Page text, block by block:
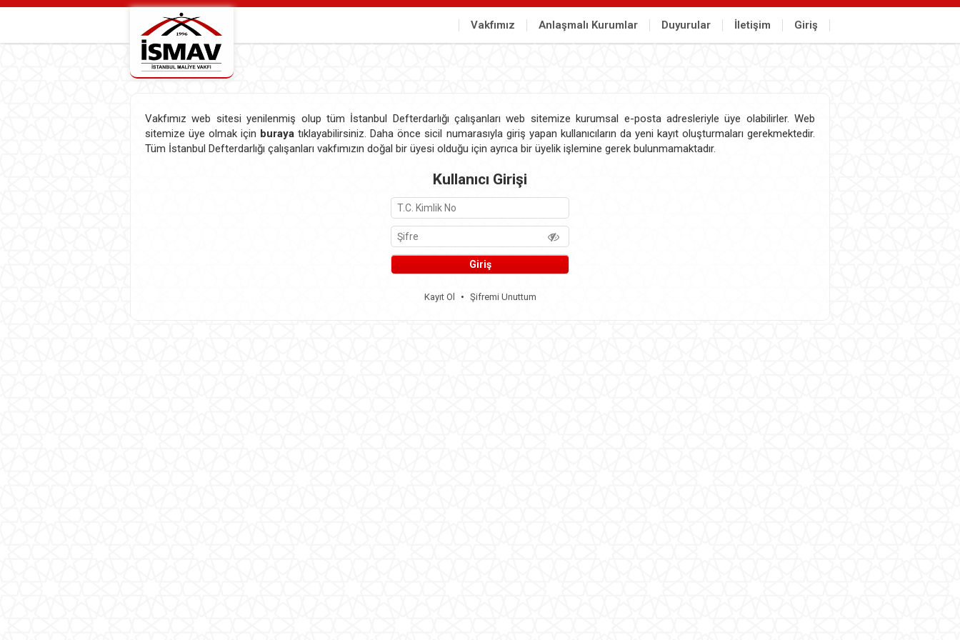
Vakfımız Anlaşmalı Kurumlar Duyurular İletişim Giriş
Vakfımız web sitesi yenilenmiş olup tüm İstanbul Defterdarlığı çalışanları web sitemize kurumsal e-posta adresleriyle üye olabilirler. Web
sitemize üye olmak için buraya tıklayabilirsiniz. Daha önce sicil numarasıyla giriş yapan kullanıcıların da yeni kayıt oluşturmaları gerekmektedir.
Tüm İstanbul Defterdarlığı çalışanları vakfımızın doğal bir üyesi olduğu için ayrıca bir üyelik işlemine gerek bulunmamaktadır.
Kullanıcı Girişi
Kayıt Ol • Şifremi Unuttum